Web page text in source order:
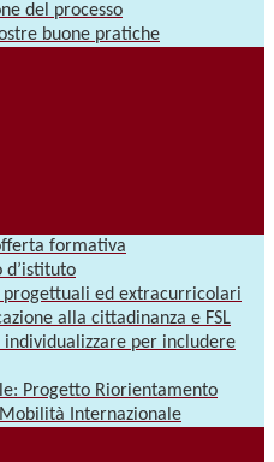
del processo
buone pratiche
formativa
ed extracurricolari
alla cittadinanza e FSL
per includere
Progetto Riorientamento
Internazionale